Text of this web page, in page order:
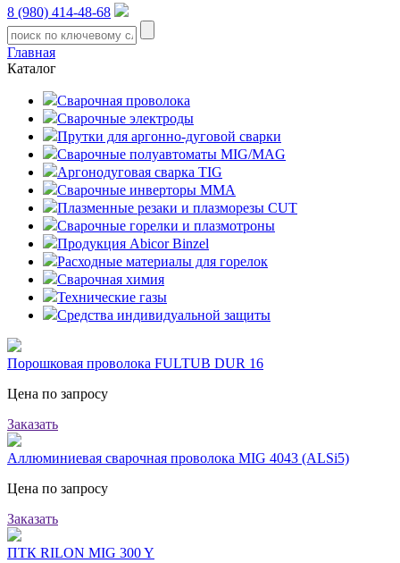
8 (980) 414-48-68
Главная
Каталог
Сварочная проволока
Сварочные электроды
Прутки для аргонно-дуговой сварки
Сварочные полуавтоматы MIG/MAG
Аргонодуговая сварка TIG
Сварочные инверторы MMA
Плазменные резаки и плазморезы CUT
Сварочные горелки и плазмотроны
Продукция Abicor Binzel
Расходные материалы для горелок
Сварочная химия
Технические газы
Средства индивидуальной защиты
Порошковая проволока FULTUB DUR 16
Цена по запросу
Заказать
Аллюминиевая сварочная проволока MIG 4043 (ALSi5)
Цена по запросу
Заказать
ПТК RILON MIG 300 Y